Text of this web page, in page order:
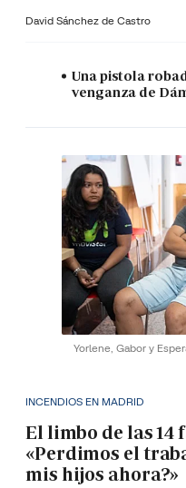
David Sánchez de Castro
Una pistola
venganza de
Yorlene, Gabor y
INCENDIOS EN MADRID
El limbo de las
«Perdimos el
mis hijos ahora?»